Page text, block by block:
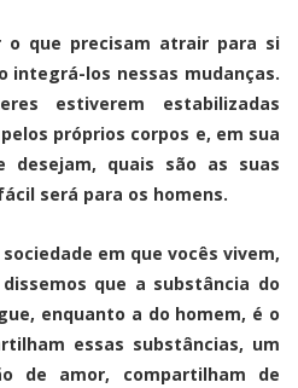
o que precisam atrair para si
integrá-los nessas mudanças.
estiverem estabilizadas
próprios corpos e, em sua
desejam, quais são as suas
será para os homens.
em que vocês vivem,
que a substância do
enquanto a do homem, é o
essas substâncias, um
de amor, compartilham de